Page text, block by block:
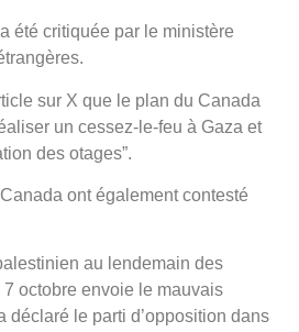
été critiquée par le ministère
sur X que le plan du Canada
un cessez-le-feu à Gaza et
des otages”.
ont également contesté
au lendemain des
octobre envoie le mauvais
déclaré le parti d’opposition dans